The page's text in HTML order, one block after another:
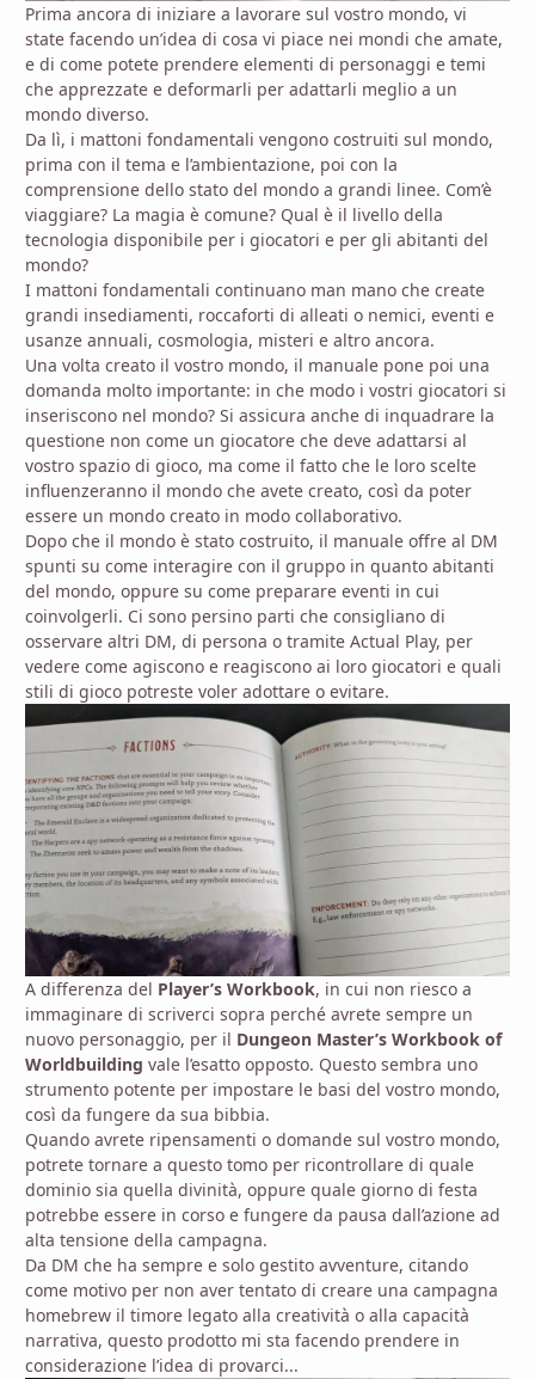
Prima ancora di iniziare a lavorare sul vostro mondo, vi
state facendo un’idea di cosa vi piace nei mondi che amate,
e di come potete prendere elementi di personaggi e temi
che apprezzate e deformarli per adattarli meglio a un
mondo diverso.
Da lì, i mattoni fondamentali vengono costruiti sul mondo,
prima con il tema e l’ambientazione, poi con la
comprensione dello stato del mondo a grandi linee. Com’è
viaggiare? La magia è comune? Qual è il livello della
tecnologia disponibile per i giocatori e per gli abitanti del
mondo?
I mattoni fondamentali continuano man mano che create
grandi insediamenti, roccaforti di alleati o nemici, eventi e
usanze annuali, cosmologia, misteri e altro ancora.
Una volta creato il vostro mondo, il manuale pone poi una
domanda molto importante: in che modo i vostri giocatori si
inseriscono nel mondo? Si assicura anche di inquadrare la
questione non come un giocatore che deve adattarsi al
vostro spazio di gioco, ma come il fatto che le loro scelte
influenzeranno il mondo che avete creato, così da poter
essere un mondo creato in modo collaborativo.
Dopo che il mondo è stato costruito, il manuale offre al DM
spunti su come interagire con il gruppo in quanto abitanti
del mondo, oppure su come preparare eventi in cui
coinvolgerli. Ci sono persino parti che consigliano di
osservare altri DM, di persona o tramite Actual Play, per
vedere come agiscono e reagiscono ai loro giocatori e quali
stili di gioco potreste voler adottare o evitare.
A differenza del Player’s Workbook, in cui non riesco a
immaginare di scriverci sopra perché avrete sempre un
nuovo personaggio, per il Dungeon Master’s Workbook of
Worldbuilding vale l’esatto opposto. Questo sembra uno
strumento potente per impostare le basi del vostro mondo,
così da fungere da sua bibbia.
Quando avrete ripensamenti o domande sul vostro mondo,
potrete tornare a questo tomo per ricontrollare di quale
dominio sia quella divinità, oppure quale giorno di festa
potrebbe essere in corso e fungere da pausa dall’azione ad
alta tensione della campagna.
Da DM che ha sempre e solo gestito avventure, citando
come motivo per non aver tentato di creare una campagna
homebrew il timore legato alla creatività o alla capacità
narrativa, questo prodotto mi sta facendo prendere in
considerazione l’idea di provarci...